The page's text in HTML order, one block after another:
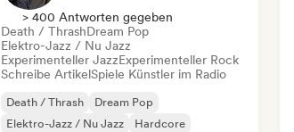
> 400 Antworten gegeben
Death / ThrashDream Pop
Elektro-Jazz / Nu Jazz
Experimenteller JazzExperimenteller Rock
Schreibe ArtikelSpiele Künstler im Radio
Death / Thrash
Dream Pop
Elektro-Jazz / Nu Jazz
Hardcore